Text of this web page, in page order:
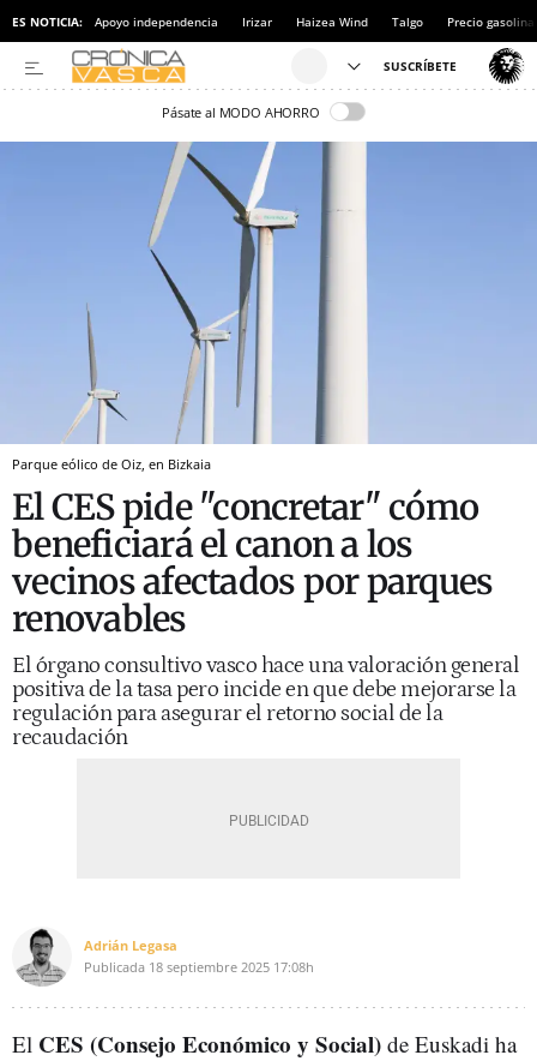
ES NOTICIA: Apoyo independencia Irizar Haizea Wind Talgo Precio gasolina
Pásate al MODO AHORRO
Parque eólico de Oiz, en Bizkaia
El CES pide "concretar" cómo
beneficiará el canon a los
vecinos afectados por parques
renovables
El órgano consultivo vasco hace una valoración general
positiva de la tasa pero incide en que debe mejorarse la
regulación para asegurar el retorno social de la
recaudación
Adrián Legasa
Publicada 18 septiembre 2025 17:08h
El CES (Consejo Económico y Social) de Euskadi ha